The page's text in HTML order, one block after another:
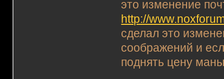
это изменение
http://
сделал это
соображений и
поднять цену